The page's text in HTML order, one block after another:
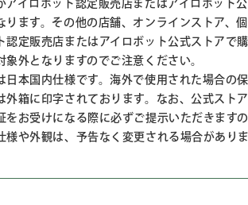
アイロボット認定販売店またはアイロボット
ります。その他の店舗、オンラインストア、
認定販売店またはアイロボット公式ストアで
象外となりますのでご注意ください。
日本国内仕様です。海外で使用された場合の
外箱に印字されております。なお、公式スト
をお受けになる際に必ずご提示いただきます
様や外観は、予告なく変更される場合があり